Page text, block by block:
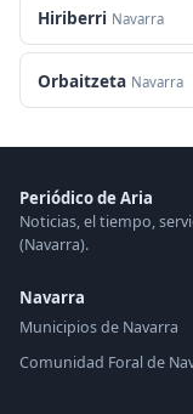
Hiriberri Navarra
Orbaitzeta Navarra
Periódico de Aria
Noticias, el tiempo,
(Navarra).
Navarra
Municipios de Navarra
Comunidad Foral de